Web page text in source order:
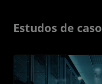
Estudos de caso